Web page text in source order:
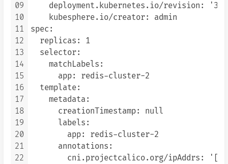
09
10
11
12
13
14
15
16
17
18
19
20
21
22
    deployment.kubernetes.io/revision: '3'
    kubesphere.io/creator: admin
spec:
  replicas: 1
  selector:
    matchLabels:
      app: redis-cluster-2
  template:
    metadata:
      creationTimestamp: null
      labels:
        app: redis-cluster-2
      annotations:
cni.projectcalico.org/ipAddrs: